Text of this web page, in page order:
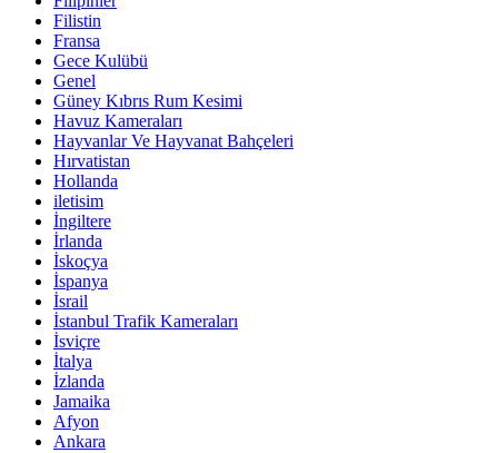
Filistin
Fransa
Gece Kulübü
Genel
Güney Kıbrıs Rum Kesimi
Havuz Kameraları
Hayvanlar Ve Hayvanat Bahçeleri
Hırvatistan
Hollanda
iletisim
İngiltere
İrlanda
İskoçya
İspanya
İsrail
İstanbul Trafik Kameraları
İsviçre
İtalya
İzlanda
Jamaika
Afyon
Ankara